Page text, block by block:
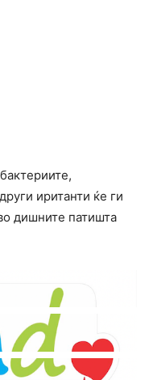
иританти ќе ги
дишните патишта